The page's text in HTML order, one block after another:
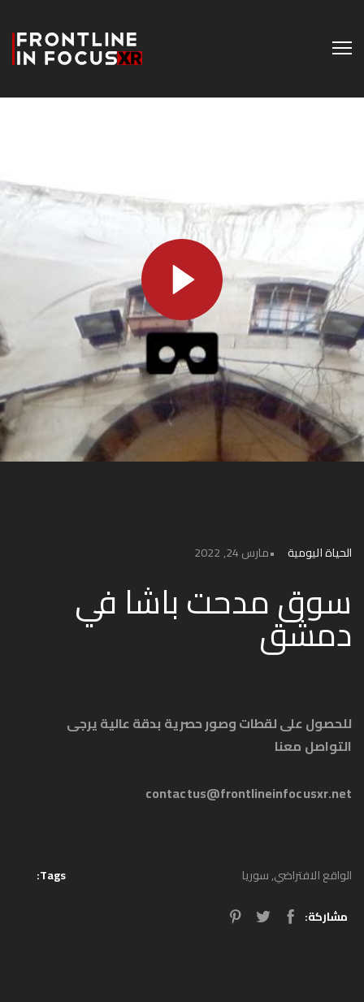
الحياة اليومية مارس 24, 2022
سوق مدحت باشا في
دمشق
للحصول على لقطات وصور حصرية بدقة عالية يرجى
التواصل معنا
contactus@frontlineinfocusxr.net
Tags: الواقع الافتراضي,سوريا
مشاركة: